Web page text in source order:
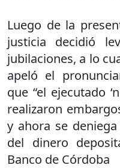
Luego de la
justicia decidió
jubilaciones, a lo
apeló el
que “el ejecutado
realizaron
y ahora se
del dinero
Banco de Córdoba